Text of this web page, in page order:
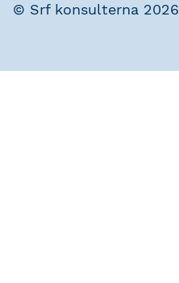
© Srf konsulterna 2026